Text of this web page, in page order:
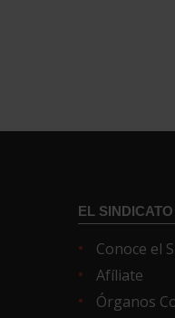
EL
Conoce el
Afíliate
Órganos